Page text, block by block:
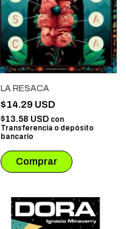
LA RESACA
$14.29 USD
$13.58 USD con
Transferencia o depósito
bancario